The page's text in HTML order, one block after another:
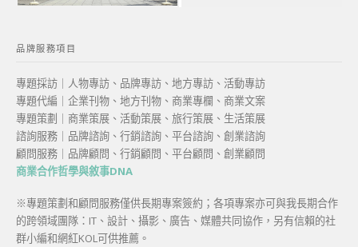
品牌服務項目
專題採訪｜人物專訪、品牌專訪、地方專訪、活動專訪
專題代編｜企業刊物、地方刊物、商業專欄、商業文案
專題策劃｜商業策展、活動策展、旅行策展、生活策展
諮詢服務｜品牌諮詢、行銷諮詢、平台諮詢、創業諮詢
顧問服務｜品牌顧問、行銷顧問、平台顧問、創業顧問
商業合作哲學與敘事DNA
※專題策劃和顧問服務僅供長期專案簽約；各項專案亦可與我長期合作
的跨領域團隊：IT、設計、攝影、廣告、媒體共同協作，另有信賴的社
群小編和網紅KOL可供推薦。